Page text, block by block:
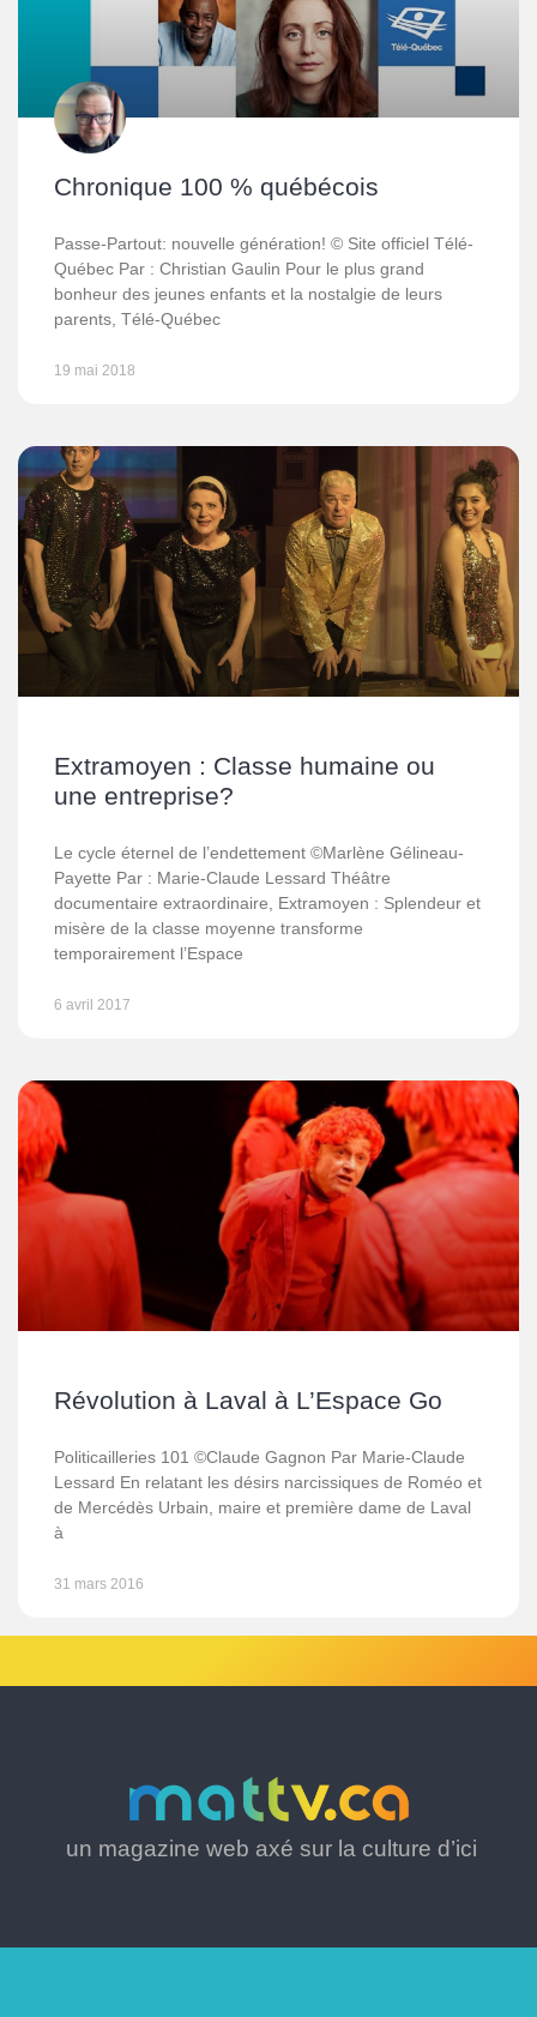
Chronique 100 % québécois
Passe-Partout: nouvelle génération! © Site officiel Télé-
Québec Par : Christian Gaulin Pour le plus grand
bonheur des jeunes enfants et la nostalgie de leurs
parents, Télé-Québec
19 mai 2018
Extramoyen : Classe humaine ou
une entreprise?
Le cycle éternel de l’endettement ©Marlène Gélineau-
Payette Par : Marie-Claude Lessard Théâtre
documentaire extraordinaire, Extramoyen : Splendeur et
misère de la classe moyenne transforme
temporairement l’Espace
6 avril 2017
Révolution à Laval à L’Espace Go
Politicailleries 101 ©Claude Gagnon Par Marie-Claude
Lessard En relatant les désirs narcissiques de Roméo et
de Mercédès Urbain, maire et première dame de Laval
à
31 mars 2016
un magazine web axé sur la culture d’ici